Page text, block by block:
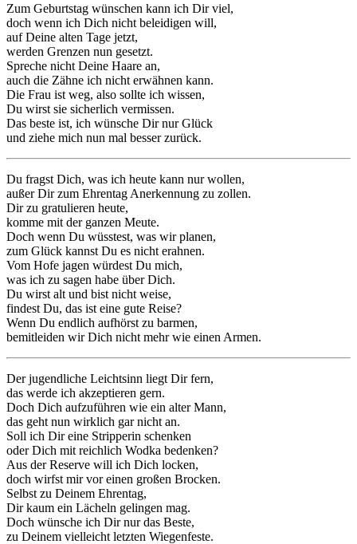
Zum Geburtstag wünschen kann ich Dir viel,
doch wenn ich Dich nicht beleidigen will,
auf Deine alten Tage jetzt,
werden Grenzen nun gesetzt.
Spreche nicht Deine Haare an,
auch die Zähne ich nicht erwähnen kann.
Die Frau ist weg, also sollte ich wissen,
Du wirst sie sicherlich vermissen.
Das beste ist, ich wünsche Dir nur Glück
und ziehe mich nun mal besser zurück.
Du fragst Dich, was ich heute kann nur wollen,
außer Dir zum Ehrentag Anerkennung zu zollen.
Dir zu gratulieren heute,
komme mit der ganzen Meute.
Doch wenn Du wüsstest, was wir planen,
zum Glück kannst Du es nicht erahnen.
Vom Hofe jagen würdest Du mich,
was ich zu sagen habe über Dich.
Du wirst alt und bist nicht weise,
findest Du, das ist eine gute Reise?
Wenn Du endlich aufhörst zu barmen,
bemitleiden wir Dich nicht mehr wie einen Armen.
Der jugendliche Leichtsinn liegt Dir fern,
das werde ich akzeptieren gern.
Doch Dich aufzuführen wie ein alter Mann,
das geht nun wirklich gar nicht an.
Soll ich Dir eine Stripperin schenken
oder Dich mit reichlich Wodka bedenken?
Aus der Reserve will ich Dich locken,
doch wirfst mir vor einen großen Brocken.
Selbst zu Deinem Ehrentag,
Dir kaum ein Lächeln gelingen mag.
Doch wünsche ich Dir nur das Beste,
zu Deinem vielleicht letzten Wiegenfeste.